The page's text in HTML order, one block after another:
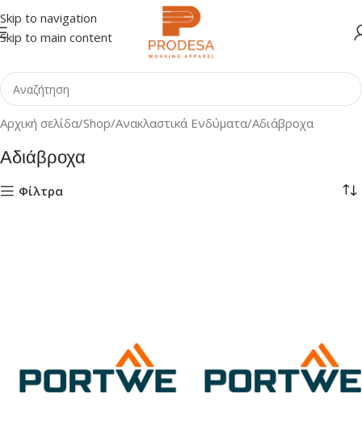
Skip to navigation
Skip to main content
Αρχική σελίδα Shop Ανακλαστικά Ενδύματα Αδιάβροχα
Αδιάβροχα
Φίλτρα